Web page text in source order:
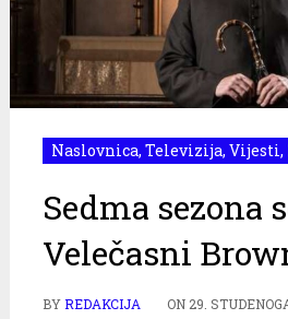
Naslovnica, Televizija, Vijesti,
Sedma sezona
Velečasni
BYREDAKCIJA ON 29.